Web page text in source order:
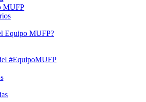
MUFP
Equipo MUFP?
#EquipoMUFP